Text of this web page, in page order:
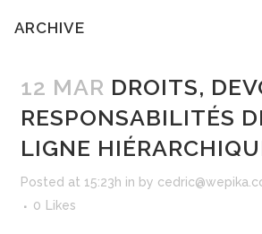
ARCHIVE
12 MAR DROITS,
RESPONSABILITÉS
LIGNE
Posted at 15:23h in by
0
Likes